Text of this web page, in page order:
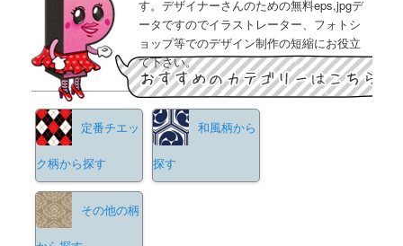
す。デザイナーさんのための無料eps,jpgデ
ータですのでイラストレーター、フォトシ
ョップ等でのデザイン制作の短縮にお役立
て下さい。
定番チエッ
ク柄から探す
和風柄から
探す
その他の柄